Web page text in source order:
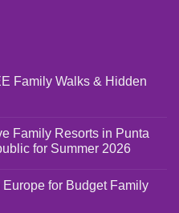
Family Walks & Hidden
Family Resorts in Punta
for Summer 2026
for Budget Family